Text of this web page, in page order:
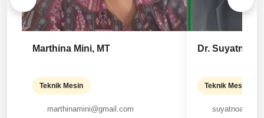
Marthina Mini, MT
Teknik Mesin
marthinamini@gmail.com
Dr. Suyatno,
Teknik Mesin